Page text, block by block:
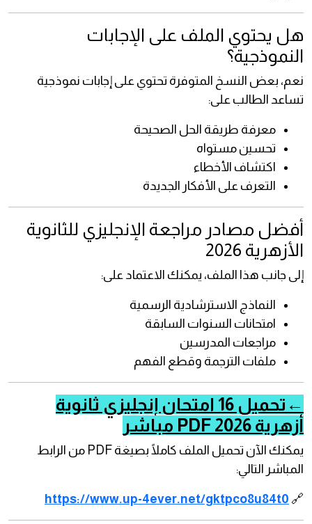
هل يحتوي الملف على الإجابات
النموذجية؟
نعم، بعض النسخ المتوفرة تحتوي على إجابات نموذجية
تساعد الطالب على:
معرفة طريقة الحل الصحيحة
تحسين مستواه
اكتشاف الأخطاء
التعرف على الأفكار الجديدة
أفضل مصادر مراجعة الإنجليزي للثانوية
الأزهرية 2026
إلى جانب هذا الملف، يمكنك الاعتماد على:
النماذج الاسترشادية الرسمية
امتحانات السنوات السابقة
مراجعات المدرسين
ملفات الترجمة وقطع الفهم
←تحميل 16 امتحان إنجليزي ثانوية
أزهرية 2026 PDF مباشر
يمكنك الآن تحميل الملف كاملًا بصيغة PDF من الرابط
المباشر التالي:
🔗
https://www.up-4ever.net/gktpco8u84t0